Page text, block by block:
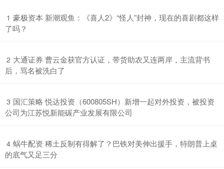
1 ​豪极资本 新潮观鱼：《喜人2》“怪人”封神，现在的喜剧都这样
了吗？
2 ​大通证券 曹云金获官方认证，带货助农又连两岸，主流背书
后，骂名被洗白了
3 ​国汇策略 悦达投资（600805SH）新增一起对外投资，被投资
公司为江苏悦新能碳产业发展有限公司
4 ​蜗牛配资 稀土反制有得解了？巴铁对美伸出援手，特朗普上桌
的底气又足三分